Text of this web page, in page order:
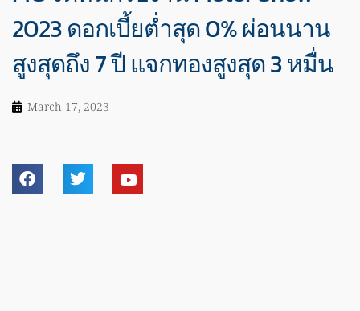
2023 ดอกเบี้ยต่ำสุด 0% ผ่อนนาน
สูงสุดถึง 7 ปี แจกทองสูงสุด 3 หมื่น
March 17, 2023